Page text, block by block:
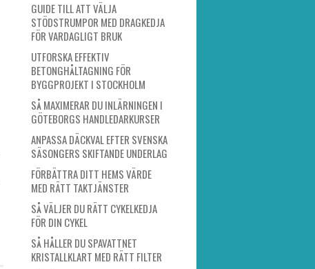
GUIDE TILL ATT VÄLJA
STÖDSTRUMPOR MED DRAGKEDJA
FÖR VARDAGLIGT BRUK
UTFORSKA EFFEKTIV
BETONGHÅLTAGNING FÖR
BYGGPROJEKT I STOCKHOLM
SÅ MAXIMERAR DU INLÄRNINGEN I
GÖTEBORGS HANDLEDARKURSER
ANPASSA DÄCKVAL EFTER SVENSKA
SÄSONGERS SKIFTANDE UNDERLAG
FÖRBÄTTRA DITT HEMS VÄRDE
MED RÄTT TAKTJÄNSTER
SÅ VÄLJER DU RÄTT CYKELKEDJA
FÖR DIN CYKEL
SÅ HÅLLER DU SPAVATTNET
KRISTALLKLART MED RÄTT FILTER